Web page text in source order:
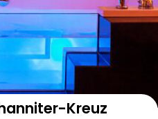
Auf der Karte anzeigen
Kreuz